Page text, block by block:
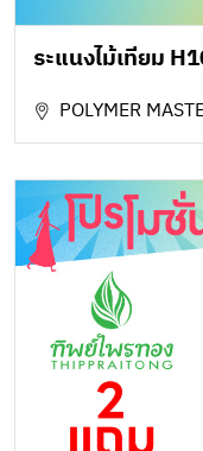
ระแนงไม้เทียม
POLYMER